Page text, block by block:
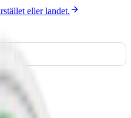
eller landet.